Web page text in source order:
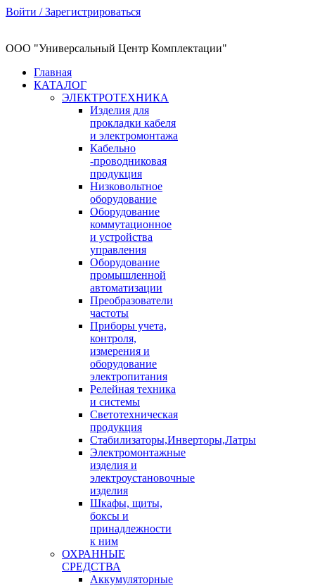
Войти / Зарегистрироваться
ООО "Универсальный Центр Комплектации"
Главная
КАТАЛОГ
ЭЛЕКТРОТЕХНИКА
Изделия для
прокладки кабеля
и электромонтажа
Кабельно
-проводниковая
продукция
Низковольтное
оборудование
Оборудование
коммутационное
и устройства
управления
Оборудование
промышленной
автоматизации
Преобразователи
частоты
Приборы учета,
контроля,
измерения и
оборудование
электропитания
Релейная техника
и системы
Светотехническая
продукция
Стабилизаторы,Инверторы,Латры
Электромонтажные
изделия и
электроустановочные
изделия
Шкафы, щиты,
боксы и
принадлежности
к ним
ОХРАННЫЕ
СРЕДСТВА
Аккумуляторные